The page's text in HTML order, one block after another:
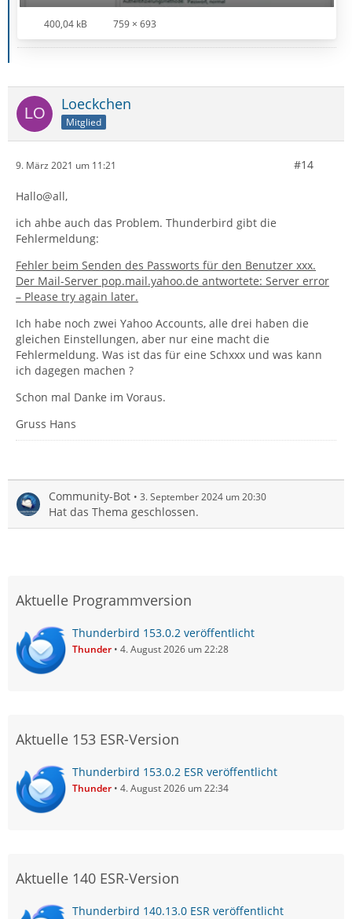
400,04 kB 759 × 693
Loeckchen
Mitglied
9. März 2021 um 11:21 #14
Hallo@all,
ich ahbe auch das Problem. Thunderbird gibt die
Fehlermeldung:
Fehler beim Senden des Passworts für den Benutzer xxx.
Der Mail-Server pop.mail.yahoo.de antwortete: Server error
– Please try again later.
Ich habe noch zwei Yahoo Accounts, alle drei haben die
gleichen Einstellungen, aber nur eine macht die
Fehlermeldung. Was ist das für eine Schxxx und was kann
ich dagegen machen ?
Schon mal Danke im Voraus.
Gruss Hans
Community-Bot 3. September 2024 um 20:30
Hat das Thema geschlossen.
Aktuelle Programmversion
Thunderbird 153.0.2 veröffentlicht
Thunder 4. August 2026 um 22:28
Aktuelle 153 ESR-Version
Thunderbird 153.0.2 ESR veröffentlicht
Thunder 4. August 2026 um 22:34
Aktuelle 140 ESR-Version
Thunderbird 140.13.0 ESR veröffentlicht